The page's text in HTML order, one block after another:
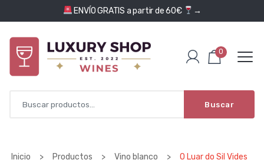
Saltar al contenidoENVÍO GRATIS a partir de 60€ →
Buscar
0
Inicio > Productos > Vino blanco >
O Luar do Sil Vides